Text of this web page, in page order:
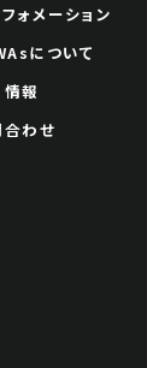
ォメーション
について
報
わせ